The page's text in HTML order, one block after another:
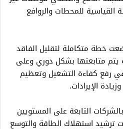
القياسية للمحطات والروافع
خطة متكاملة لتقليل الفاقد
يتم متابعتها بشكل دوري وعلى
رفع كفاءة التشغيل وتعظيم
الإيرادات.
التابعة على المستويين
ترشيد استهلاك الطاقة والتوسع